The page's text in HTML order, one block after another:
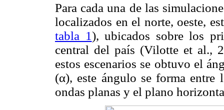
Para cada una de las
localizados en el norte, oeste,
tabla 1), ubicados sobre los
central del país (Vilotte et al.,
estos escenarios se obtuvo el
(α), este ángulo se forma entre
ondas planas y el plano